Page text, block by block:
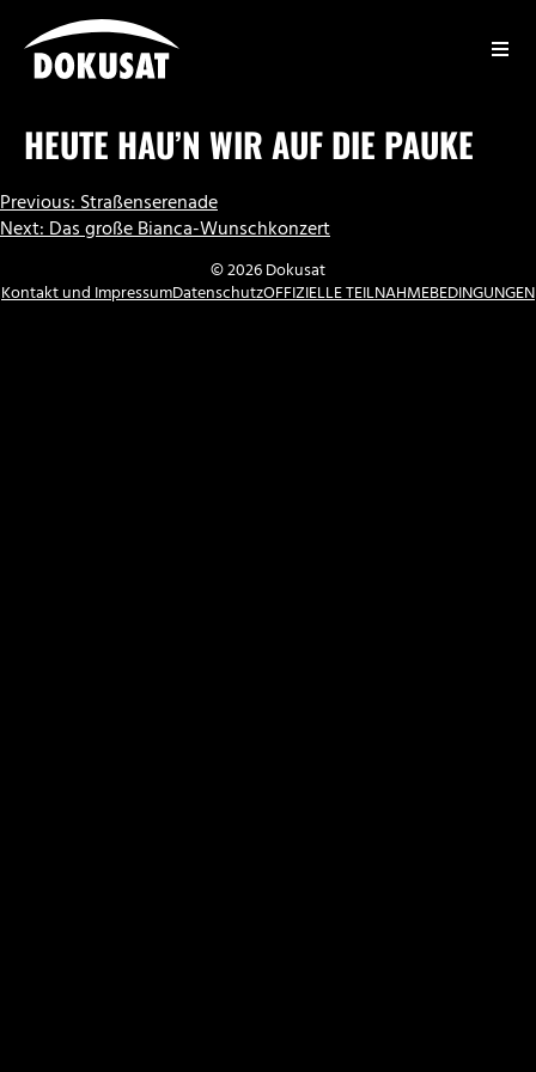
Inhalt
springen
HEUTE HAU’N WIR AUF DIE PAUKE
BEITRAGSNAVIGATION
Previous:Straßenserenade
Next:Das große Bianca-Wunschkonzert
© 2026 Dokusat
Kontakt und ImpressumDatenschutzOFFIZIELLE TEILNAHMEBEDINGUNGEN